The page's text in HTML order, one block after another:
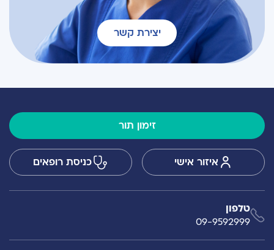
יצירת קשר
זימון תור
איזור אישי כניסת רופאים
טלפון
09-9592999